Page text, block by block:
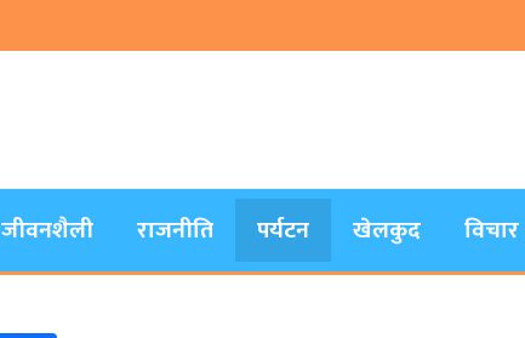
जीवनशैली राजनीति पर्यटन खेलकुद विचार